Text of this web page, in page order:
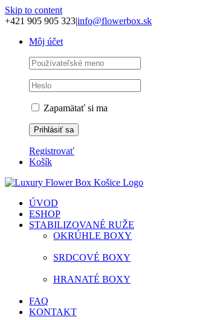
Skip to content
+421 905 905 323|info@flowerbox.sk
Môj účet
Zapamätať si ma
Registrovať
Košík
ÚVOD
ESHOP
STABILIZOVANÉ RUŽE
OKRÚHLE BOXY
SRDCOVÉ BOXY
HRANATÉ BOXY
FAQ
KONTAKT